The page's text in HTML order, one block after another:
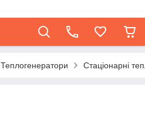
Теплогенератори Стаціонарні